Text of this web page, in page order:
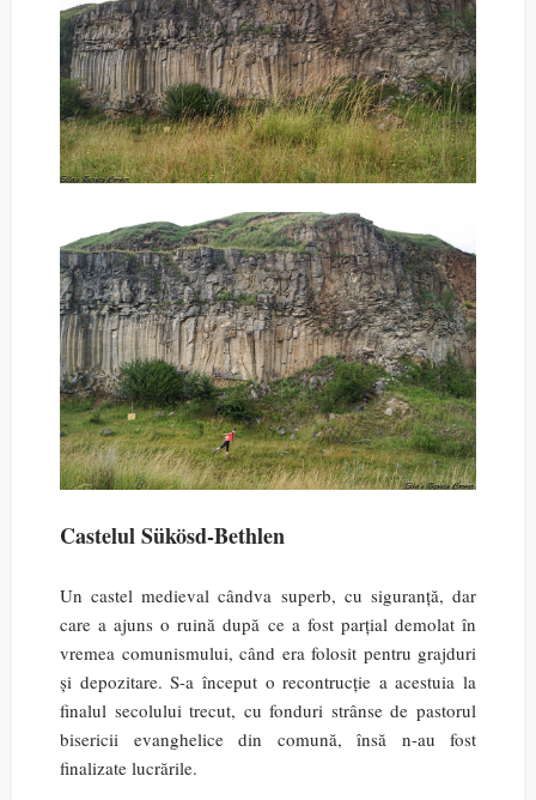
Castelul Sükösd-Bethlen
Un castel medieval cândva superb, cu siguranță, dar
care a ajuns o ruină după ce a fost parțial demolat în
vremea comunismului, când era folosit pentru grajduri
și depozitare. S-a început o recontrucție a acestuia la
finalul secolului trecut, cu fonduri strânse de pastorul
bisericii evanghelice din comună, însă n-au fost
finalizate lucrările.